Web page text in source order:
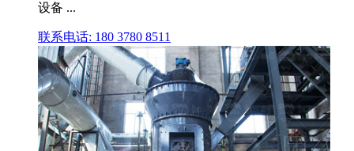
设备 ...
联系电话: 180 3780 8511